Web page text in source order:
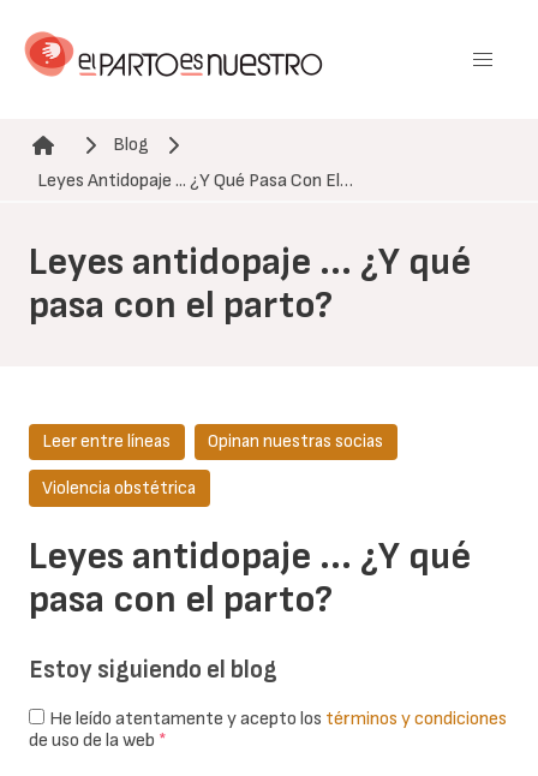
contenido
Ruta de navegación
Blog
Leyes Antidopaje ... ¿Y Qué Pasa Con El…
Leyes antidopaje ... ¿Y qué
pasa con el parto?
Leyes antidopaje ... ¿Y qué
pasa con el parto?
Leer entre líneas Opinan nuestras socias
Violencia obstétrica
Estoy siguiendo el blog
He leído atentamente y acepto los términos y condiciones
de uso de la web *